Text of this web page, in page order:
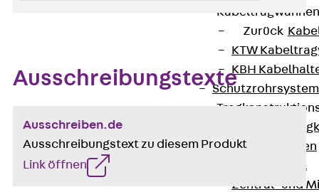
Zurück
KTW
KBH
Wandkonsolen
Deckenbügel
Zentral- und
Ausschreibungstexte
Ausschreiben.de
Ausschreibungstext zu diesem Produkt
Link öffnen